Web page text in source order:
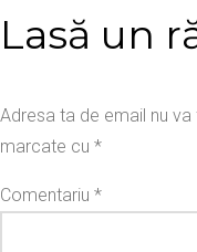
Lasă un
Adresa ta de email nu
marcate cu *
Comentariu *